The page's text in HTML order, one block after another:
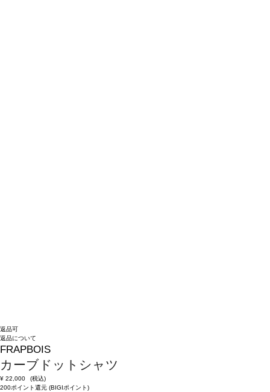
返品可
返品について
FRAPBOIS
カーブドットシャツ
¥ 22,000
(税込)
200ポイント還元 (BIGIポイント)